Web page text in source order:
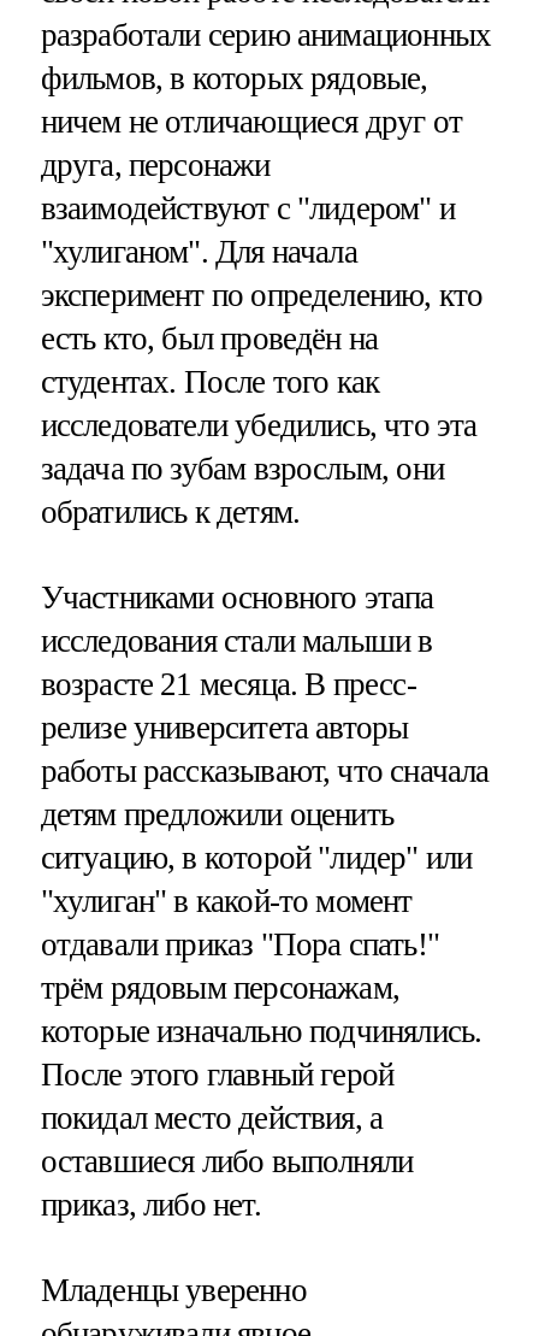
разработали серию анимационных
фильмов, в которых рядовые,
ничем не отличающиеся друг от
друга, персонажи
взаимодействуют с "лидером" и
"хулиганом". Для начала
эксперимент по определению, кто
есть кто, был проведён на
студентах. После того как
исследователи убедились, что эта
задача по зубам взрослым, они
обратились к детям.
Участниками основного этапа
исследования стали малыши в
возрасте 21 месяца. В пресс-
релизе университета авторы
работы рассказывают, что сначала
детям предложили оценить
ситуацию, в которой "лидер" или
"хулиган" в какой-то момент
отдавали приказ "Пора спать!"
трём рядовым персонажам,
которые изначально подчинялись.
После этого главный герой
покидал место действия, а
оставшиеся либо выполняли
приказ, либо нет.
Младенцы уверенно